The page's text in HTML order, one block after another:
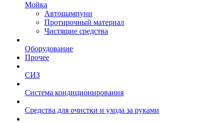
Мойка
Автошампуни
Протирочный материал
Чистящие средства
Оборудование
Прочее
СИЗ
Система кондиционирования
Средства для очистки и ухода за руками